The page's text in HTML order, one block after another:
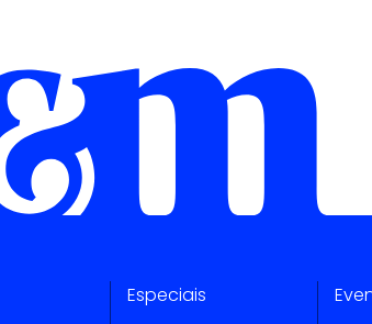
Especiais